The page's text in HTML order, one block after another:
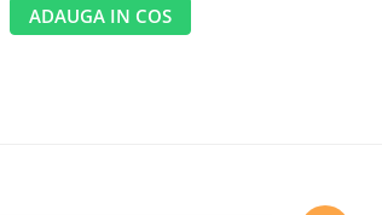
ADAUGA IN COS